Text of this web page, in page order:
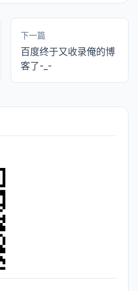
下一篇
百度终于又收录俺的博
客了-_-